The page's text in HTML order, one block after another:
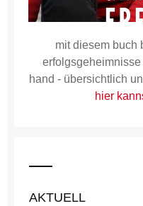
mit diesem buch
hand - übersichtlich
hier
AKTUELL